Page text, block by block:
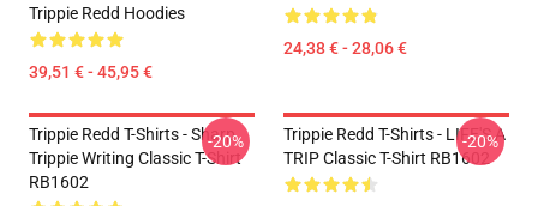
Trippie Redd Hoodies
39,51 € - 45,95 €
24,38 € - 28,06 €
Trippie Redd T-Shirts - Sharp
Trippie Writing Classic T-Shirt
RB1602
-20%
Trippie Redd T-Shirts - LIFE'S A
TRIP Classic T-Shirt RB1602
-20%